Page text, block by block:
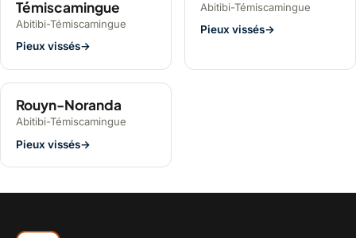
Témiscamingue
Abitibi-Témiscamingue
Pieux vissés→
Abitibi-Témiscamingue
Pieux vissés→
Rouyn-Noranda
Abitibi-Témiscamingue
Pieux vissés→